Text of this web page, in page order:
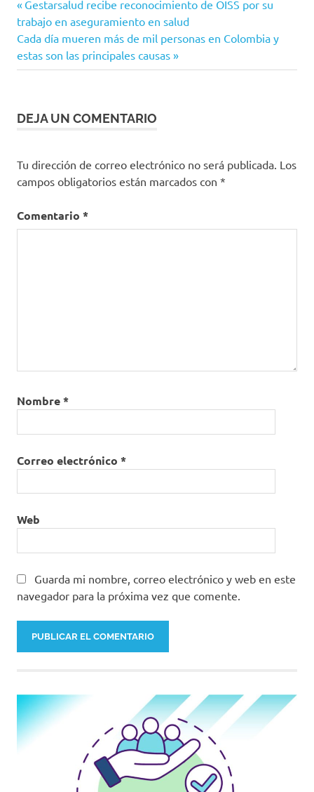
Coronavirus
COVID-
19
MinSalud
vacunación
Navegación
de
entradas
Entrada
anterior:
Gestarsalud recibe reconocimiento de OISS por su
trabajo en aseguramiento en salud
Siguiente
entrada:
Cada día mueren más de mil personas en Colombia y
estas son las principales causas
DEJA UN COMENTARIO
Tu dirección de correo electrónico no será publicada. Los
campos obligatorios están marcados con *
Comentario *
Nombre*
Correo electrónico *
Web
Guarda mi nombre, correo electrónico y web en este
navegador para la próxima vez que comente.